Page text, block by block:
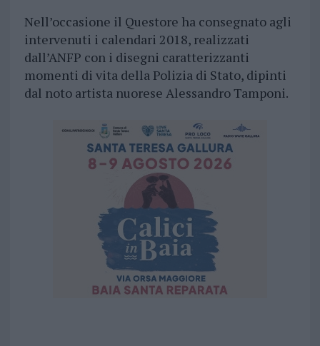
Nell’occasione il Questore ha consegnato agli
intervenuti i calendari 2018, realizzati
dall’ANFP con i disegni caratterizzanti
momenti di vita della Polizia di Stato, dipinti
dal noto artista nuorese Alessandro Tamponi.